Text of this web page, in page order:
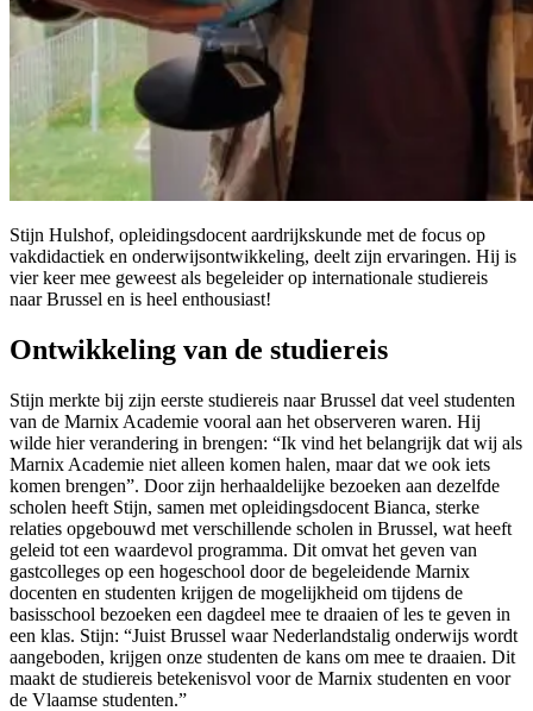
Stijn Hulshof, opleidingsdocent aardrijkskunde met de focus op
vakdidactiek en onderwijsontwikkeling, deelt zijn ervaringen. Hij is
vier keer mee geweest als begeleider op internationale studiereis
naar Brussel en is heel enthousiast!
Ontwikkeling van de studiereis
Stijn merkte bij zijn eerste studiereis naar Brussel dat veel studenten
van de Marnix Academie vooral aan het observeren waren. Hij
wilde hier verandering in brengen: “Ik vind het belangrijk dat wij als
Marnix Academie niet alleen komen halen, maar dat we ook iets
komen brengen”. Door zijn herhaaldelijke bezoeken aan dezelfde
scholen heeft Stijn, samen met opleidingsdocent Bianca, sterke
relaties opgebouwd met verschillende scholen in Brussel, wat heeft
geleid tot een waardevol programma. Dit omvat het geven van
gastcolleges op een hogeschool door de begeleidende Marnix
docenten en studenten krijgen de mogelijkheid om tijdens de
basisschool bezoeken een dagdeel mee te draaien of les te geven in
een klas. Stijn: “Juist Brussel waar Nederlandstalig onderwijs wordt
aangeboden, krijgen onze studenten de kans om mee te draaien. Dit
maakt de studiereis betekenisvol voor de Marnix studenten en voor
de Vlaamse studenten.”